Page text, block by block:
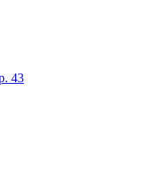
43